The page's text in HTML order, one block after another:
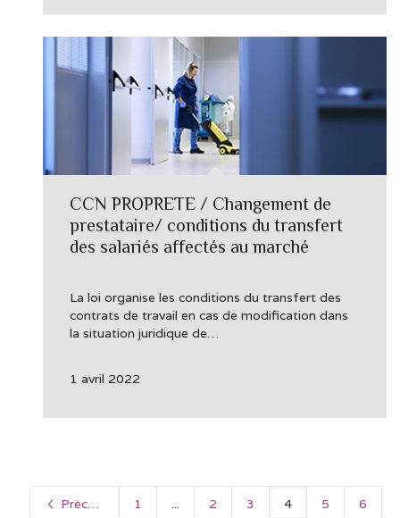
CCN PROPRETE / Changement de
prestataire/ conditions du transfert
des salariés affectés au marché
La loi organise les conditions du transfert des
contrats de travail en cas de modification dans
la situation juridique de…
1 avril 2022
Précédent 1 2 3 4 5 6